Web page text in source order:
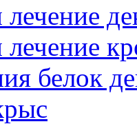
лечение
лечение
белок